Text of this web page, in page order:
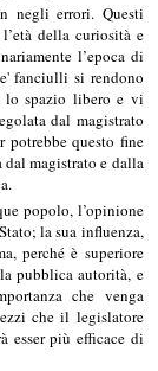
negli errori. Questi
della curiosità e
l’epoca di
fanciulli si rendono
lo spazio libero e vi
dal magistrato
potrebbe questo fine
dal magistrato e dalla
popolo, l’opinione
la sua influenza,
perché è superiore
pubblica autorità, e
che venga
che il legislatore
esser più efficace di